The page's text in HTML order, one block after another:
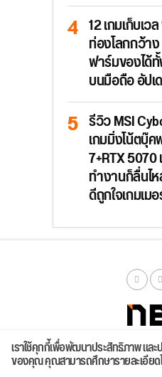
12 เกมเก็บเ
ท่องโลกกว้า
ฟาร์มของได้
บนมือถือ อัป
รีวิว MSI
เกมมิ่งโน้ตบุ๊
7+RTX 5070
ทำงานก็ลื่นไ
ดีถูกใจเกมเม
จัดสเปค ค้นหา บทความ รีวิว
เราใช้คุกกี้เพื่อพัฒนาประสิทธิภาพ แล
ของคุณ คุณสามารถศึกษารายละเอีย